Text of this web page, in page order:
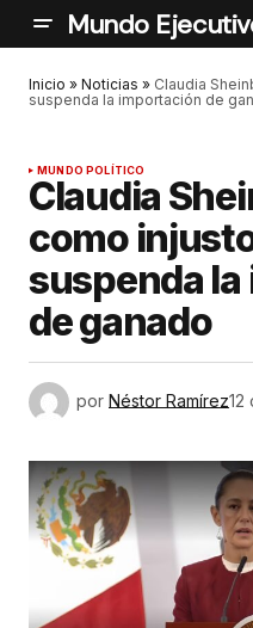
Mundo
Inicio » Noticias » Claudia
suspenda la importación de
MUNDO POLÍTICO
Claudia
como
suspenda
de ganado
por Néstor Ramírez12